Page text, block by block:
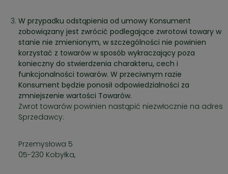
W przypadku odstąpienia od umowy Konsument
zobowiązany jest zwrócić podlegające zwrotowi towary w
stanie nie zmienionym, w szczególności nie powinien
korzystać z towarów w sposób wykraczający poza
konieczny do stwierdzenia charakteru, cech i
funkcjonalności towarów. W przeciwnym razie
Konsument będzie ponosił odpowiedzialności za
zmniejszenie wartości Towarów.
Zwrot towarów powinien nastąpić niezwłocznie na adres
Sprzedawcy:
Przemysłowa 5
05-230 Kobyłka,